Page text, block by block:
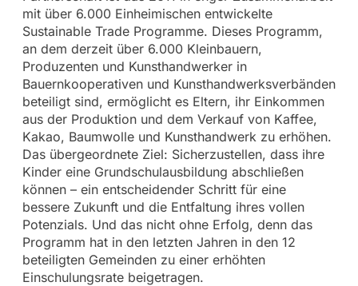
mit über 6.000 Einheimischen entwickelte
Sustainable Trade Programme. Dieses Programm,
an dem derzeit über 6.000 Kleinbauern,
Produzenten und Kunsthandwerker in
Bauernkooperativen und Kunsthandwerksverbänden
beteiligt sind, ermöglicht es Eltern, ihr Einkommen
aus der Produktion und dem Verkauf von Kaffee,
Kakao, Baumwolle und Kunsthandwerk zu erhöhen.
Das übergeordnete Ziel: Sicherzustellen, dass ihre
Kinder eine Grundschulausbildung abschließen
können – ein entscheidender Schritt für eine
bessere Zukunft und die Entfaltung ihres vollen
Potenzials. Und das nicht ohne Erfolg, denn das
Programm hat in den letzten Jahren in den 12
beteiligten Gemeinden zu einer erhöhten
Einschulungsrate beigetragen.